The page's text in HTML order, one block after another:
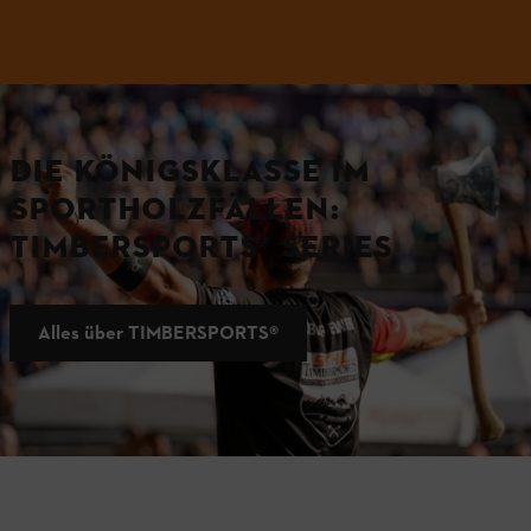
DIE KÖNIGSKLASSE IM
SPORTHOLZFÄLLEN:
TIMBERSPORTS® SERIES
Alles über TIMBERSPORTS®
Kontakt: So erreichen Sie uns